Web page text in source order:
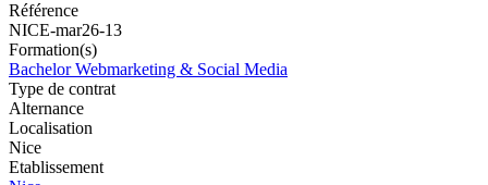
Référence
NICE-mar26-13
Formation(s)
Bachelor Webmarketing & Social Media
Type de contrat
Alternance
Localisation
Nice
Etablissement